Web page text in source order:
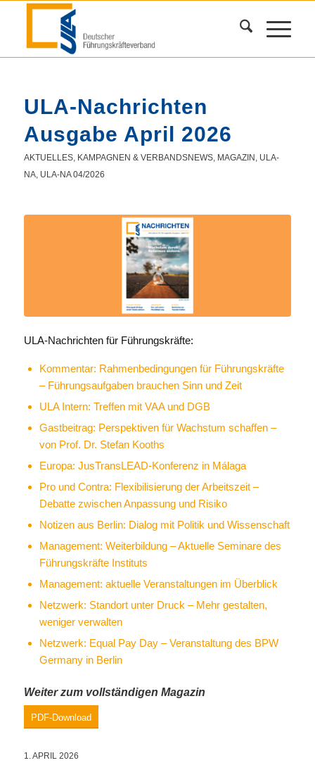
ULA-Nachrichten
Ausgabe April 2026
AKTUELLES, KAMPAGNEN & VERBANDSNEWS, MAGAZIN , ULA-
NA, ULA-NA 04/2026
ULA-Nachrichten für Führungskräfte:
Kommentar: Rahmenbedingungen für Führungskräfte
– Führungsaufgaben brauchen Sinn und Zeit
ULA Intern: Treffen mit VAA und DGB
Gastbeitrag: Perspektiven für Wachstum schaffen –
von Prof. Dr. Stefan Kooths
Europa: JusTransLEAD-Konferenz in Málaga
Pro und Contra: Flexibilisierung der Arbeitszeit –
Debatte zwischen Anpassung und Risiko
Notizen aus Berlin: Dialog mit Politik und Wissenschaft
Management: Weiterbildung – Aktuelle Seminare des
Führungskräfte Instituts
Management: aktuelle Veranstaltungen im Überblick
Netzwerk: Standort unter Druck – Mehr gestalten,
weniger verwalten
Netzwerk: Equal Pay Day – Veranstaltung des BPW
Germany in Berlin
Weiter zum vollständigen Magazin
PDF-Download
1. APRIL 2026